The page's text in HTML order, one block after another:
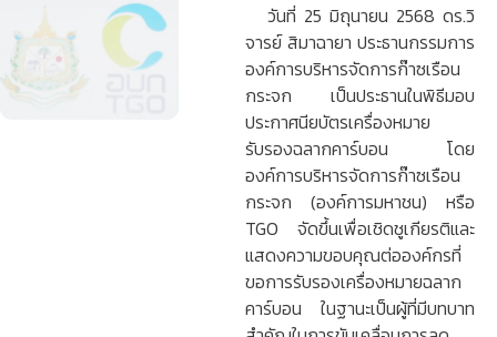
วันที่ 25 มิถุนายน 2568 ดร.วิ
จารย์ สิมาฉายา ประธานกรรมการ
องค์การบริหารจัดการก๊าซเรือน
กระจก เป็นประธานในพิธีมอบ
ประกาศนียบัตรเครื่องหมาย
รับรองฉลากคาร์บอน โดย
องค์การบริหารจัดการก๊าซเรือน
กระจก (องค์การมหาชน) หรือ
TGO จัดขึ้นเพื่อเชิดชูเกียรติและ
แสดงความขอบคุณต่อองค์กรที่
ขอการรับรองเครื่องหมายฉลาก
คาร์บอน ในฐานะเป็นผู้ที่มีบทบาท